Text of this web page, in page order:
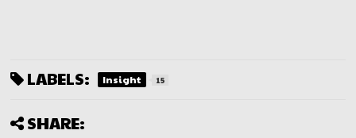
LABELS: Insight 15
SHARE: